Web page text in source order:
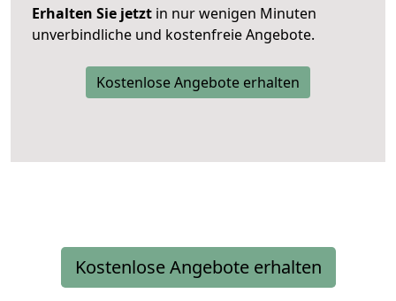
Erhalten Sie jetzt in nur wenigen Minuten
unverbindliche und kostenfreie Angebote.
Kostenlose Angebote erhalten
Kostenlose Angebote erhalten